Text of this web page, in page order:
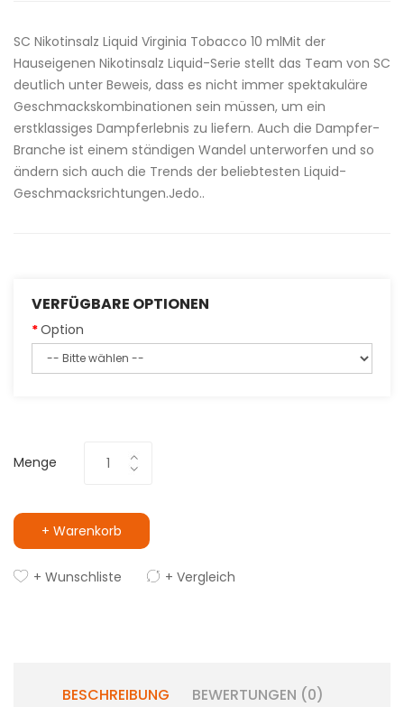
SC Nikotinsalz Liquid Virginia Tobacco 10 mlMit der
Hauseigenen Nikotinsalz Liquid-Serie stellt das Team von SC
deutlich unter Beweis, dass es nicht immer spektakuläre
Geschmackskombinationen sein müssen, um ein
erstklassiges Dampferlebnis zu liefern. Auch die Dampfer-
Branche ist einem ständigen Wandel unterworfen und so
ändern sich auch die Trends der beliebtesten Liquid-
Geschmacksrichtungen.Jedo..
VERFÜGBARE OPTIONEN
Option
Menge
+ Warenkorb
+ Wunschliste + Vergleich
BESCHREIBUNG BEWERTUNGEN (0)